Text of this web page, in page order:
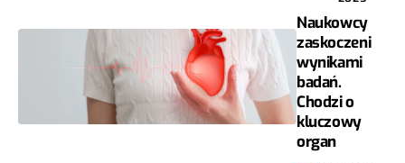
Naukowcy
zaskoczeni
wynikami
badań.
Chodzi o
kluczowy
organ